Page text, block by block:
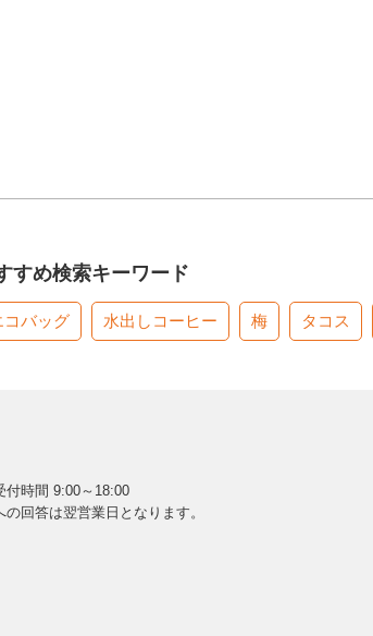
すめ検索キーワード
コバッグ 水出しコーヒー 梅 タコス
付時間 9:00～18:00
回答は翌営業日となります。